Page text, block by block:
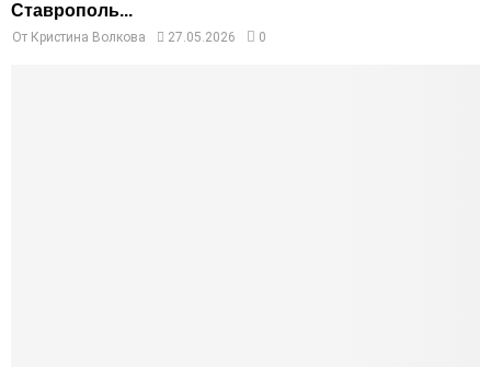
Ставрополь...
От Кристина Волкова 27.05.2026 0